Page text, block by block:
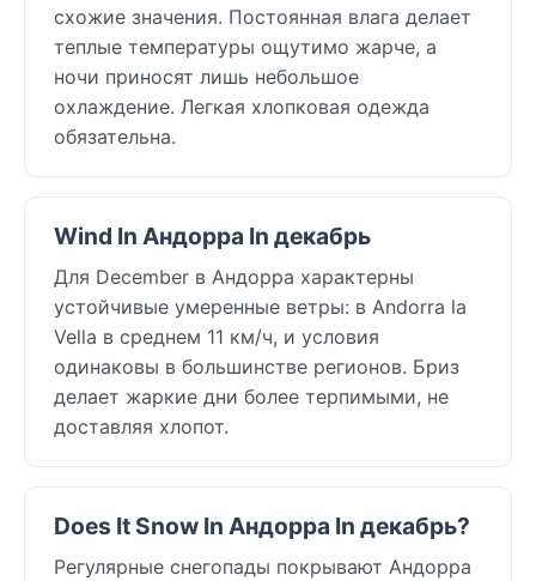
схожие значения. Постоянная влага делает
теплые температуры ощутимо жарче, а
ночи приносят лишь небольшое
охлаждение. Легкая хлопковая одежда
обязательна.
Wind In Андорра In декабрь
Для December в Андорра характерны
устойчивые умеренные ветры: в Andorra la
Vella в среднем 11 км/ч, и условия
одинаковы в большинстве регионов. Бриз
делает жаркие дни более терпимыми, не
доставляя хлопот.
Does It Snow In Андорра In декабрь?
Регулярные снегопады покрывают Андорра